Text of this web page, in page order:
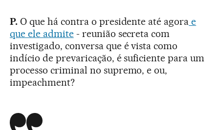
P.O que há contra o presidente até agora e
que ele admite- reunião secreta com
investigado, conversa que é vista como
indício de prevaricação, é suficiente para um
processo criminal no supremo, e ou,
impeachment?